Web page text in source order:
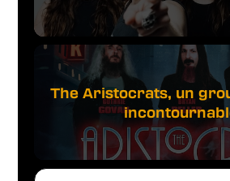
The Aristocrats, un